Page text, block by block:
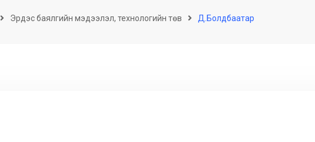
Эрдэс баялгийн мэдээлэл, технологийн төв Д.Болдбаатар